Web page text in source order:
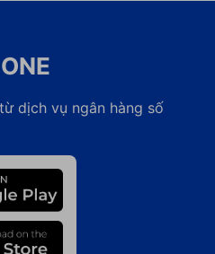
dịch vụ ngân hàng số